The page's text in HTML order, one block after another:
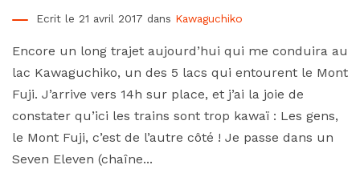
Ecrit le 21 avril 2017 dans Kawaguchiko
Encore un long trajet aujourd’hui qui me conduira au
lac Kawaguchiko, un des 5 lacs qui entourent le Mont
Fuji. J’arrive vers 14h sur place, et j’ai la joie de
constater qu’ici les trains sont trop kawaï : Les gens,
le Mont Fuji, c’est de l’autre côté ! Je passe dans un
Seven Eleven (chaîne...